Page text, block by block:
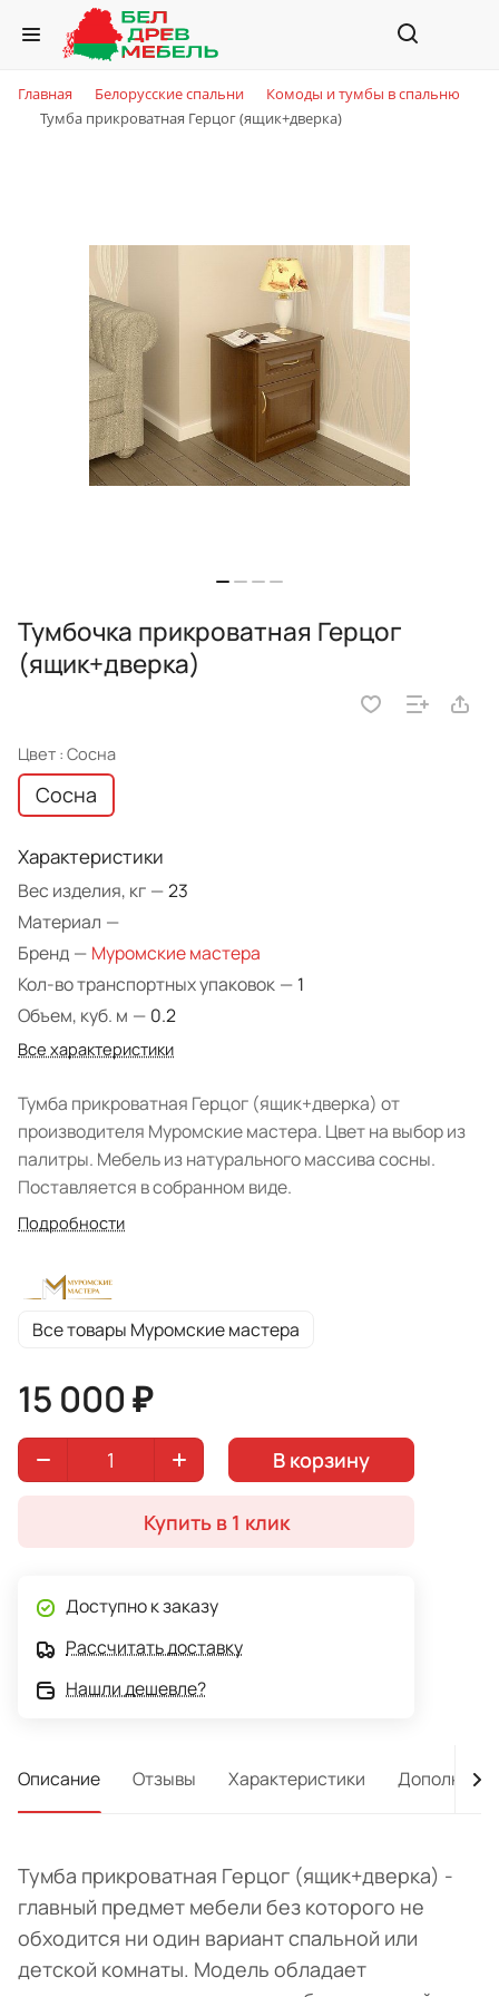
Главная Белорусские спальни
Комоды и тумбы в спальню
Тумба прикроватная Герцог (ящик+дверка)
Тумбочка прикроватная Герцог
(ящик+дверка)
Цвет : Сосна
Сосна
Характеристики
Вес изделия, кг —23
Материал —
Бренд — Муромские мастера
Кол-во транспортных упаковок — 1
Объем, куб. м — 0.2
Все характеристики
Тумба прикроватная Герцог (ящик+дверка) от
производителя Муромские мастера. Цвет на выбор из
палитры. Мебель из натурального массива сосны.
Поставляется в собранном виде.
Подробности
Все товары Муромские мастера
15 000 ₽
В корзину
Купить в 1 клик
Доступно к заказу
Рассчитать доставку
Нашли дешевле?
Описание Отзывы Характеристики
Тумба прикроватная Герцог (ящик+дверка) -
главный предмет мебели без которого не
обходится ни один вариант спальной или
детской комнаты. Модель обладает